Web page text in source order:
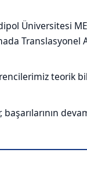
Üniversitesi
Translasyonel
teorik